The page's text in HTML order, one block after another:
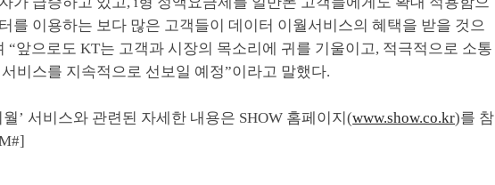
를 이용하는 보다 많은 고객들이 데이터 이월서비스의 혜택을 받을 것으
“앞으로도 KT는 고객과 시장의 목소리에 귀를 기울이고, 적극적으로 소통
비스를 지속적으로 선보일 예정”이라고 말했다.
’ 서비스와 관련된 자세한 내용은 SHOW 홈페이지(www.show.co.kr)를 참